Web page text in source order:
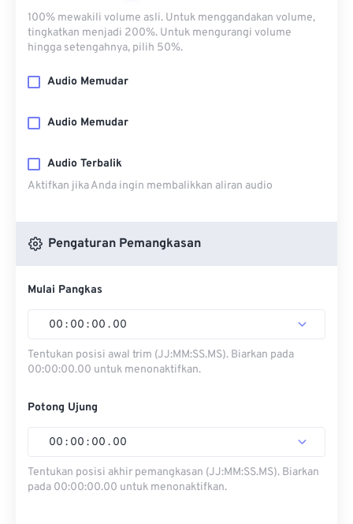
100% mewakili volume asli. Untuk menggandakan volume,
tingkatkan menjadi 200%. Untuk mengurangi volume
hingga setengahnya, pilih 50%.
Audio Memudar
Audio Memudar
Audio Terbalik
Aktifkan jika Anda ingin membalikkan aliran audio
Pengaturan Pemangkasan
Mulai Pangkas
00 : 00 : 00 . 00
Tentukan posisi awal trim (JJ:MM:SS.MS). Biarkan pada
00:00:00.00 untuk menonaktifkan.
Potong Ujung
00 : 00 : 00 . 00
Tentukan posisi akhir pemangkasan (JJ:MM:SS.MS). Biarkan
pada 00:00:00.00 untuk menonaktifkan.